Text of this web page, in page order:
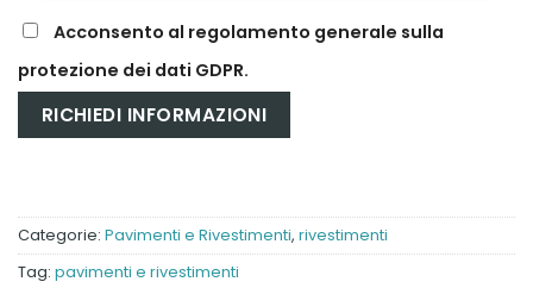
Acconsento al regolamento generale sulla
protezione dei dati GDPR.
Categorie: Pavimenti e Rivestimenti, rivestimenti
Tag: pavimenti e rivestimenti